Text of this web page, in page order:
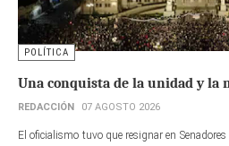
POLÍTICA
Una conquista de la unidad y la
REDACCIÓN 07 AGOSTO 2026
El oficialismo tuvo que resignar en